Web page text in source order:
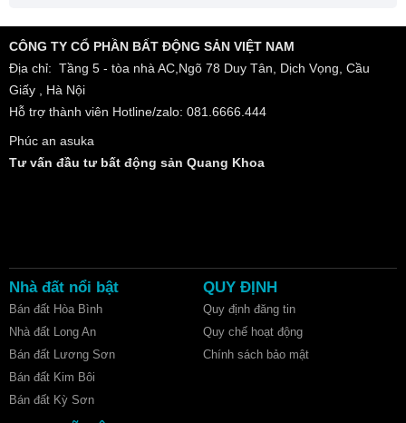
CÔNG TY CỔ PHẦN BẤT ĐỘNG SẢN VIỆT NAM
Địa chỉ: Tầng 5 - tòa nhà AC,Ngõ 78 Duy Tân, Dịch Vọng, Cầu
Giấy , Hà Nội
Hỗ trợ thành viên Hotline/zalo: 081.6666.444
Phúc an asuka
Tư vấn đầu tư bất động sản Quang Khoa
Nhà đất nổi bật
Bán đất Hòa Bình
Nhà đất Long An
Bán đất Lương Sơn
Bán đất Kim Bôi
Bán đất Kỳ Sơn
QUY ĐỊNH
Quy định đăng tin
Quy chế hoạt động
Chính sách bảo mật